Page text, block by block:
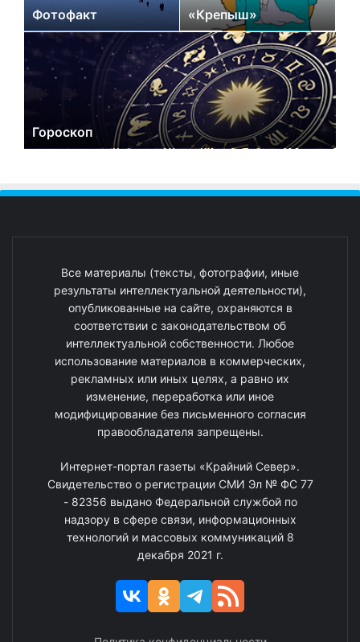
Фотофакт «Крепыш»
Гороскоп
Все материалы (тексты, фотографии, иные
результаты интеллектуальной деятельности),
опубликованные на сайте, охраняются в
соответствии с законодательством об
интеллектуальной собственности. Любое
использование материалов в коммерческих,
рекламных или иных целях, а равно их
изменение, переработка или иное
модифицирование без письменного согласия
правообладателя запрещены.
Интернет-портал газеты «Крайний Север».
Свидетельство о регистрации СМИ Эл № ФС 77
- 82356 выдано Федеральной службой по
надзору в сфере связи, информационных
технологий и массовых коммуникаций 8
декабря 2021 г.